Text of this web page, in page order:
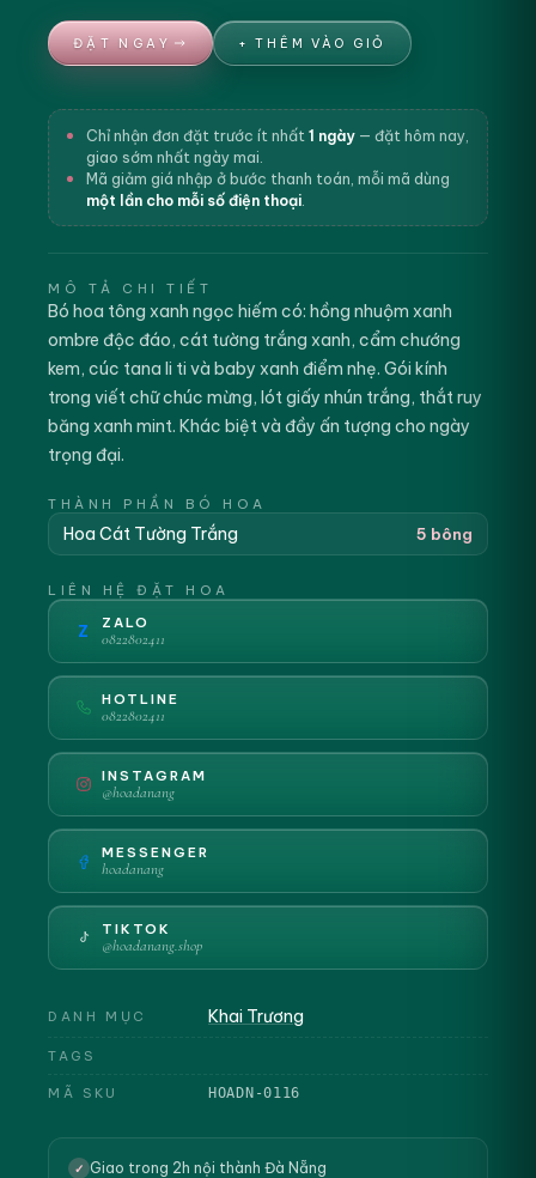
ĐẶT NGAY + THÊM VÀO GIỎ
Chỉ nhận đơn đặt trước ít nhất 1 ngày — đặt hôm nay,
giao sớm nhất ngày mai.
Mã giảm giá nhập ở bước thanh toán, mỗi mã dùng
một lần cho mỗi số điện thoại
MÔ TẢ CHI TIẾT
Bó hoa tông xanh ngọc hiếm có: hồng nhuộm xanh
ombre độc đáo, cát tường trắng xanh, cẩm chướng
kem, cúc tana li ti và baby xanh điểm nhẹ. Gói kính
trong viết chữ chúc mừng, lót giấy nhún trắng, thắt ruy
băng xanh mint. Khác biệt và đầy ấn tượng cho ngày
trọng đại.
THÀNH PHẦN BÓ HOA
Hoa Cát Tường Trắng 5 bông
LIÊN HỆ ĐẶT HOA
Z ZALO
0822802411
HOTLINE
0822802411
INSTAGRAM
@hoadanang
MESSENGER
hoadanang
TIKTOK
@hoadanang.shop
DANH MỤC Khai Trương
TAGS
MÃ SKU HOADN-0116
✓ Giao trong 2h nội thành Đà Nẵng